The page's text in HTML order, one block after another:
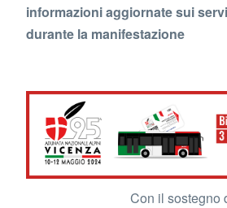
informazioni aggiornate sui
durante la manifestazione
Con il sostegno